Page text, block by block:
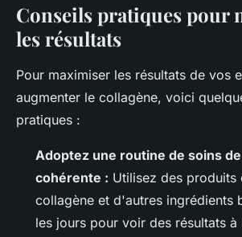
Conseils pratiques pour
les résultats
Pour maximiser les résultats de vos
augmenter le collagène, voici
pratiques :
Adoptez une routine de soins de
cohérente : Utilisez des produits
collagène et d'autres ingrédients
les jours pour voir des résultats à